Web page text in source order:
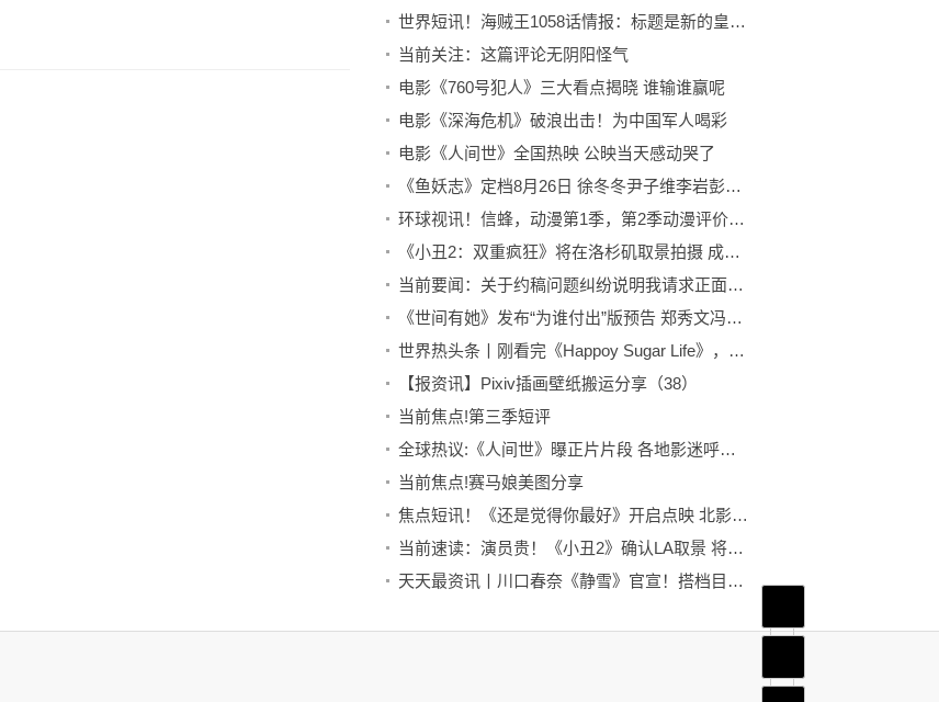
世界短讯！海贼王1058话情报：标题是新的皇帝，鹰眼才是真正的四皇，燃爆
当前关注：这篇评论无阴阳怪气
电影《760号犯人》三大看点揭晓 谁输谁赢呢
电影《深海危机》破浪出击！为中国军人喝彩
电影《人间世》全国热映 公映当天感动哭了
《鱼妖志》定档8月26日 徐冬冬尹子维李岩彭静马率领衔主演
环球视讯！信蜂，动漫第1季，第2季动漫评价，哪些原创，与漫画对比，不剧透，放心看。
《小丑2：双重疯狂》将在洛杉矶取景拍摄 成本或达1.5亿美元
当前要闻：关于约稿问题纠纷说明我请求正面对线
《世间有她》发布“为谁付出”版预告 郑秀文冯德伦矛盾无解
世界热头条丨刚看完《Happoy Sugar Life》，有感而发
【报资讯】Pixiv插画壁纸搬运分享（38）
当前焦点!第三季短评
全球热议:《人间世》曝正片片段 各地影迷呼吁影院增加排片
当前焦点!赛马娘美图分享
焦点短讯！《还是觉得你最好》开启点映 北影节口碑持续助燃
当前速读：演员贵！《小丑2》确认LA取景 将获税收减免扶持
天天最资讯丨川口春奈《静雪》官宣！搭档目黑莲上演纯爱故事